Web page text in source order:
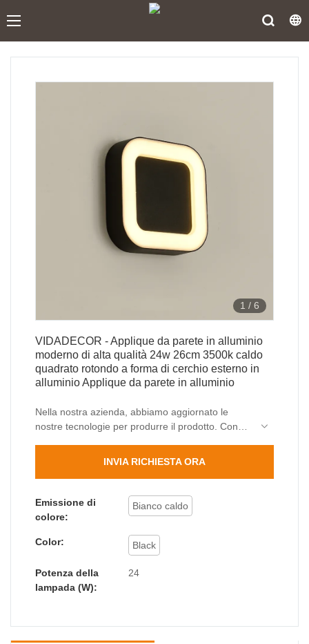
1 / 6
VIDADECOR - Applique da parete in alluminio
moderno di alta qualità 24w 26cm 3500k caldo
quadrato rotondo a forma di cerchio esterno in
alluminio Applique da parete in alluminio
Nella nostra azienda, abbiamo aggiornato le
nostre tecnologie per produrre il prodotto. Con
in alluminio da 24w 26cm 3500k calda di alta
applicazione delle lampade da parete per esterni
.
INVIA RICHIESTA ORA
Emissione di
colore:
Bianco caldo
Color: Black
Potenza della
lampada (W):
24